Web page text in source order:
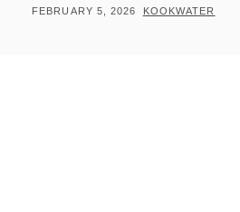
FEBRUARY 5, 2026 KOOKWATER